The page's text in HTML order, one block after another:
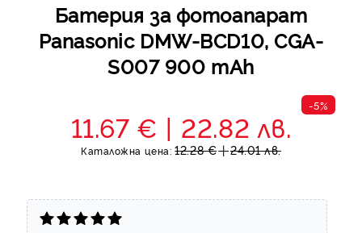
Батерия за фотоапарат
Panasonic DMW-BCD10, CGA-
S007 900 mAh
-5%
11.67 € 22.82 лв.
Каталожна цена: 12.28 € 24.01 лв.